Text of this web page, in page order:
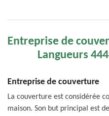
Entreprise de
Langueurs
Entreprise de couverture
La couverture est considérée
maison. Son but principal est